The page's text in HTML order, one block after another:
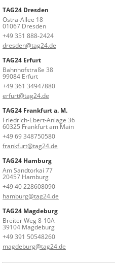
TAG24 Dresden
Ostra-Allee 18
01067 Dresden
+49 351 888-2424
dresden@tag24.de
TAG24 Erfurt
Bahnhofstraße 38
99084 Erfurt
+49 361 34947880
erfurt@tag24.de
TAG24 Frankfurt a. M.
Friedrich-Ebert-Anlage 36
60325 Frankfurt am Main
+49 69 348750580
frankfurt@tag24.de
TAG24 Hamburg
Am Sandtorkai 77
20457 Hamburg
+49 40 228608090
hamburg@tag24.de
TAG24 Magdeburg
Breiter Weg 8-10A
39104 Magdeburg
+49 391 50548260
magdeburg@tag24.de